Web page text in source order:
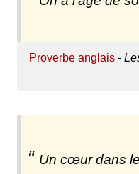
Proverbe anglais-
Un cœur dans